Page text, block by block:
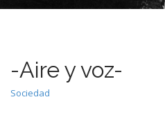
n
u
p
o
t
-Aire y voz-
Sociedad